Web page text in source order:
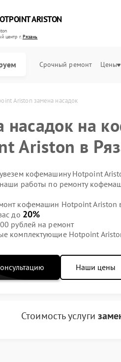
ARISTON
центр г.Рязань
Срочный ремонт Цены
Ariston замена насадок
насадок на
Ariston в
кофемашину Hotpoint
наши работы по ремонту
кофемашин Hotpoint Ariston
до 20%
рублей на ремонт
комплектующие Hotpoint
Наши цены
Стоимость услуги